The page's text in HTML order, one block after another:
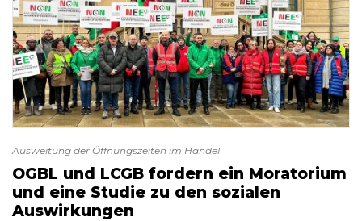
Ausweitung der Öffnungszeiten im Handel
OGBL und LCGB fordern ein Moratorium
und eine Studie zu den sozialen
Auswirkungen